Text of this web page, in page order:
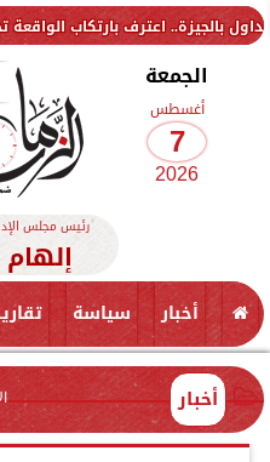
بارتكاب الواقعة تحت تأثير
الجمعة
أغسطس
7
2026
رئيس مجلس
أخبار سياسة
أخبار